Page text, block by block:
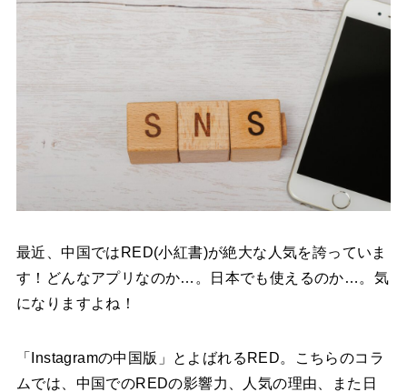
最近、中国ではRED(小紅書)が絶大な人気を誇っていま
す！どんなアプリなのか…。日本でも使えるのか…。気
になりますよね！
「Instagramの中国版」とよばれるRED。こちらのコラ
ムでは、中国でのREDの影響力、人気の理由、また日